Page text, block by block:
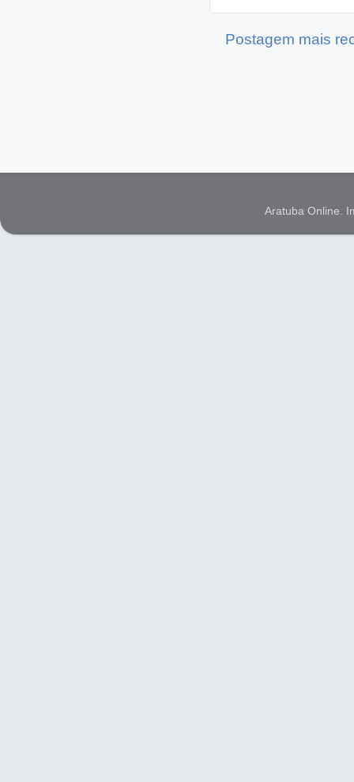
Postagem mais
Aratuba Online.